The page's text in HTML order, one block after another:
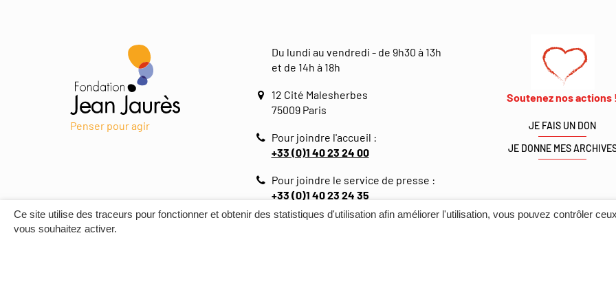
Ce site utilise des traceurs pour fonctionner et obtenir des statistiques d'utilisation afin améliorer l'utilisation, vous pouvez contrôler
vous souhaitez activer.
Penser pour agir
Du lundi au vendredi - de 9h30 à 13h
et de 14h à 18h
12 Cité Malesherbes
75009 Paris
Pour joindre l'accueil :
+33 (0)1 40 23 24 00
Pour joindre le service de presse :
+33 (0)1 40 23 24 35
Soutenez nos actions !
JE FAIS UN DON
JE DONNE MES